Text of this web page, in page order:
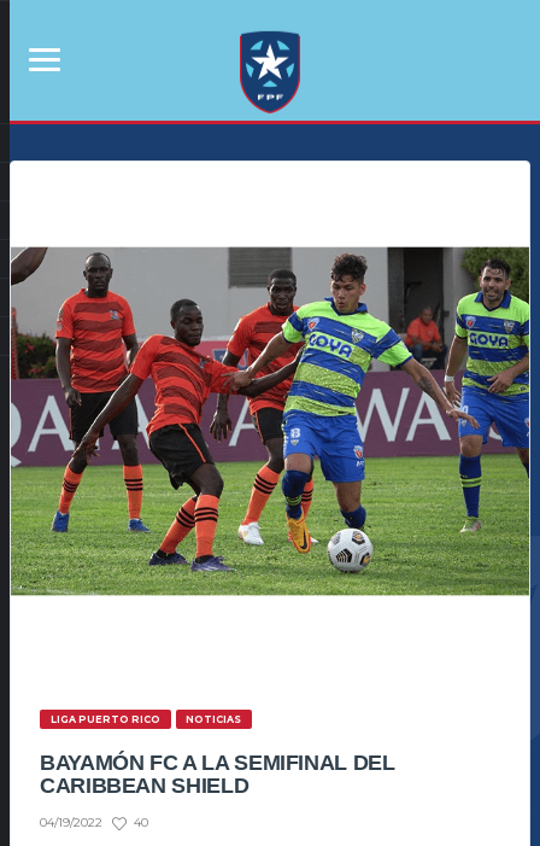
LIGA PUERTO RICO NOTICIAS
BAYAMÓN FC A LA SEMIFINAL DEL
CARIBBEAN SHIELD
04/19/2022 40